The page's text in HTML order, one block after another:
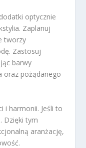
optycznie
Zaplanuj
tworzy
Zastosuj
barwy
oraz pożądanego
i harmonii. Jeśli to
Dzięki tym
aranżację,